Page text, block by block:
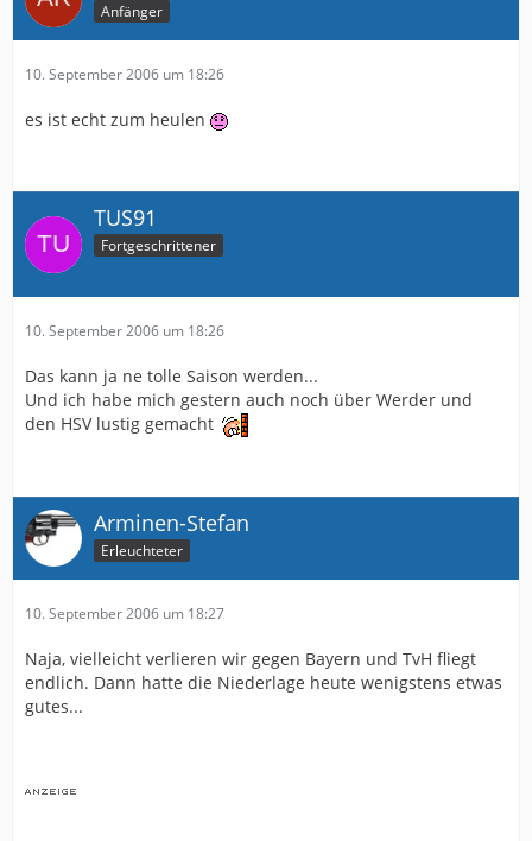
Anfänger
10. September 2006 um 18:26
es ist echt zum heulen
TUS91
Fortgeschrittener
10. September 2006 um 18:26
Das kann ja ne tolle Saison werden...
Und ich habe mich gestern auch noch über Werder und
den HSV lustig gemacht
Arminen-Stefan
Erleuchteter
10. September 2006 um 18:27
Naja, vielleicht verlieren wir gegen Bayern und TvH fliegt
endlich. Dann hatte die Niederlage heute wenigstens etwas
gutes...